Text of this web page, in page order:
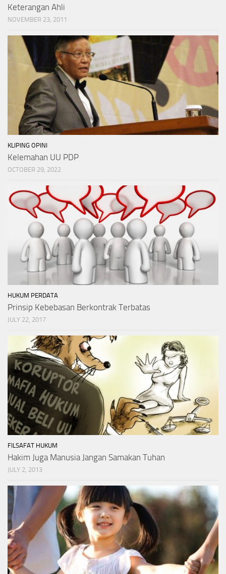
Keterangan Ahli
NOVEMBER 23, 2011
KLIPING OPINI
Kelemahan UU PDP
OCTOBER 29, 2022
HUKUM PERDATA
Prinsip Kebebasan Berkontrak Terbatas
JULY 22, 2017
FILSAFAT HUKUM
Hakim Juga Manusia Jangan Samakan Tuhan
JULY 2, 2013